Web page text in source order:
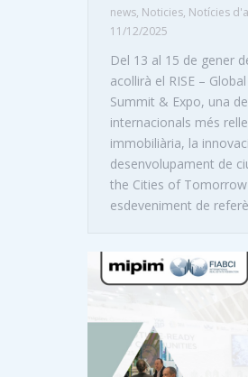
news, Noticies, Notícies
11/12/2025
Del 13 al 15 de gener
acollirà el RISE –
Summit & Expo, una
internacionals més
immobiliària, la
desenvolupament de
the Cities of Tomorrow
esdeveniment de